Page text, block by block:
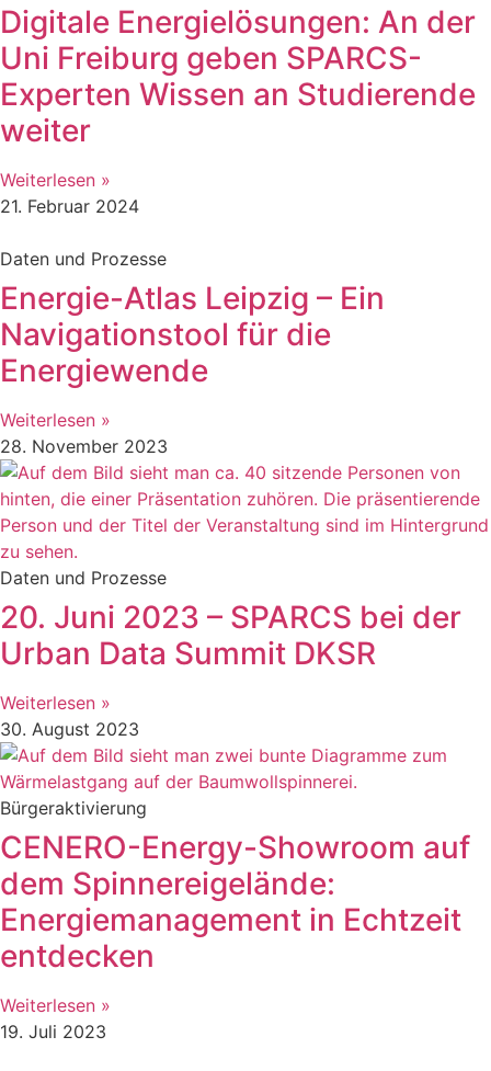
Digitale Energielösungen: An der
Uni Freiburg geben SPARCS-
Experten Wissen an Studierende
weiter
Weiterlesen »
21. Februar 2024
Daten und Prozesse
Energie-Atlas Leipzig – Ein
Navigationstool für die
Energiewende
Weiterlesen »
28. November 2023
Daten und Prozesse
20. Juni 2023 – SPARCS bei der
Urban Data Summit DKSR
Weiterlesen »
30. August 2023
Bürgeraktivierung
CENERO-Energy-Showroom auf
dem Spinnereigelände:
Energiemanagement in Echtzeit
entdecken
Weiterlesen »
19. Juli 2023